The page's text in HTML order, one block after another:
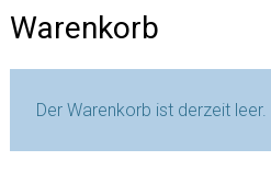
Warenkorb
Der Warenkorb ist derzeit leer.